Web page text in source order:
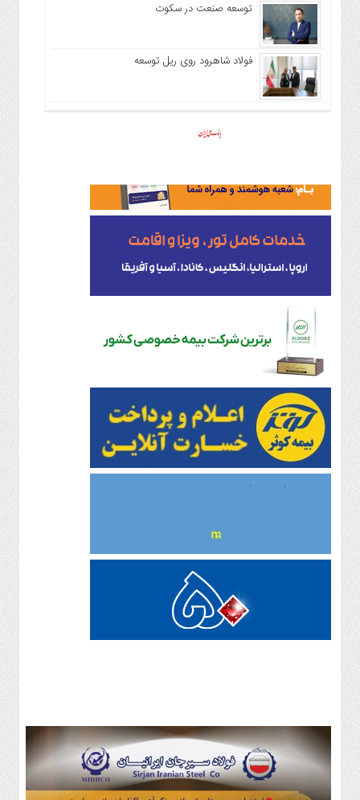
توسعه صنعت در سکوت
فولاد شاهرود روی ریل توسعه